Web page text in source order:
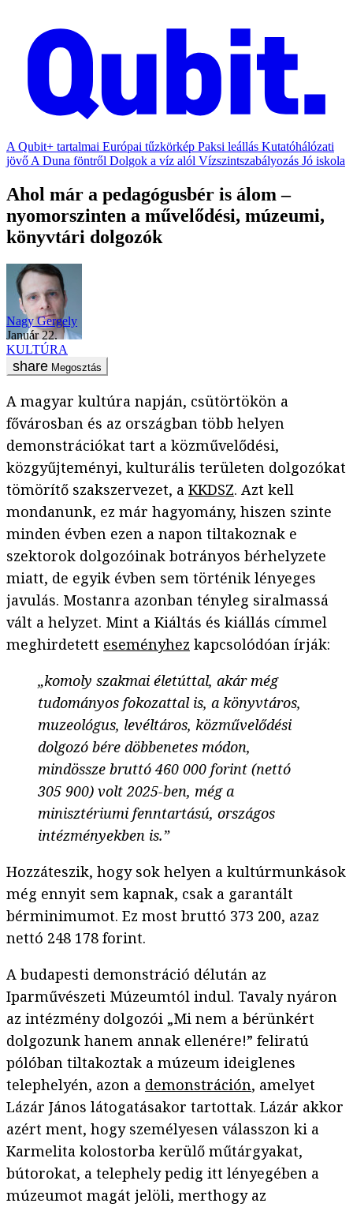
A Qubit+ tartalmai Európai tűzkörkép Paksi leállás Kutatóhálózati
jövő A Duna föntről Dolgok a víz alól Vízszintszabályozás Jó iskola
Ahol már a pedagógusbér is álom –
nyomorszinten a művelődési, múzeumi,
könyvtári dolgozók
Nagy Gergely
január 22.
KULTÚRA
Megosztás
A magyar kultúra napján, csütörtökön a
fővárosban és az országban több helyen
demonstrációkat tart a közművelődési,
közgyűjteményi, kulturális területen dolgozókat
tömörítő szakszervezet, a KKDSZ. Azt kell
mondanunk, ez már hagyomány, hiszen szinte
minden évben ezen a napon tiltakoznak e
szektorok dolgozóinak botrányos bérhelyzete
miatt, de egyik évben sem történik lényeges
javulás. Mostanra azonban tényleg siralmassá
vált a helyzet. Mint a Kiáltás és kiállás címmel
meghirdetett eseményhez kapcsolódóan írják:
„komoly szakmai életúttal, akár még
tudományos fokozattal is, a könyvtáros,
muzeológus, levéltáros, közművelődési
dolgozó bére döbbenetes módon,
mindössze bruttó 460 000 forint (nettó
305 900) volt 2025-ben, még a
minisztériumi fenntartású, országos
intézményekben is.”
Hozzáteszik, hogy sok helyen a kultúrmunkások
még ennyit sem kapnak, csak a garantált
bérminimumot. Ez most bruttó 373 200, azaz
nettó 248 178 forint.
A budapesti demonstráció délután az
Iparművészeti Múzeumtól indul. Tavaly nyáron
az intézmény dolgozói „Mi nem a bérünkért
dolgozunk hanem annak ellenére!” feliratú
pólóban tiltakoztak a múzeum ideiglenes
telephelyén, azon a demonstráción, amelyet
Lázár János látogatásakor tartottak. Lázár akkor
azért ment, hogy személyesen válasszon ki a
Karmelita kolostorba kerülő műtárgyakat,
bútorokat, a telephely pedig itt lényegében a
múzeumot magát jelöli, merthogy az